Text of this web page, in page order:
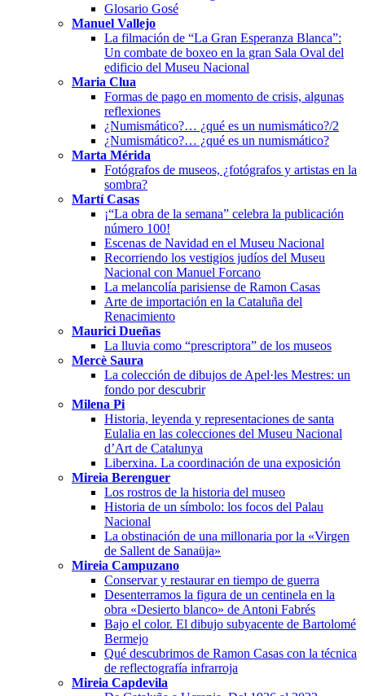
Glosario Gosé
Manuel Vallejo
La filmación de “La Gran Esperanza Blanca”:
Un combate de boxeo en la gran Sala Oval del
edificio del Museu Nacional
Maria Clua
Formas de pago en momento de crisis, algunas
reflexiones
¿Numismático?… ¿qué es un numismático?/2
¿Numismático?… ¿qué es un numismático?
Marta Mérida
Fotógrafos de museos, ¿fotógrafos y artistas en la
sombra?
Martí Casas
¡“La obra de la semana” celebra la publicación
número 100!
Escenas de Navidad en el Museu Nacional
Recorriendo los vestigios judíos del Museu
Nacional con Manuel Forcano
La melancolía parisiense de Ramon Casas
Arte de importación en la Cataluña del
Renacimiento
Maurici Dueñas
La lluvia como “prescriptora” de los museos
Mercè Saura
La colección de dibujos de Apel·les Mestres: un
fondo por descubrir
Milena Pi
Historia, leyenda y representaciones de santa
Eulalia en las colecciones del Museu Nacional
d’Art de Catalunya
Liberxina. La coordinación de una exposición
Mireia Berenguer
Los rostros de la historia del museo
Historia de un símbolo: los focos del Palau
Nacional
La obstinación de una millonaria por la «Virgen
de Sallent de Sanaüja»
Mireia Campuzano
Conservar y restaurar en tiempo de guerra
Desenterramos la figura de un centinela en la
obra «Desierto blanco» de Antoni Fabrés
Bajo el color. El dibujo subyacente de Bartolomé
Bermejo
Qué descubrimos de Ramon Casas con la técnica
de reflectografía infrarroja
Mireia Capdevila